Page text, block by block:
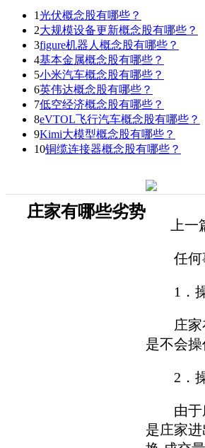
1光伏概念股有哪些？
2大规模设备更新概念股有哪些？
3figure机器人概念股有哪些？
4基本金属概念股有哪些？
5小米汽车概念股有哪些？
6英伟达概念股有哪些？
7低空经济概念股有哪些？
8eVTOL飞行汽车概念股有哪些？
9Kimi大模型概念股有哪些？
10铜缆连接器概念股有哪些？
庄家有哪些劣势
上一篇
任何事
1．操
庄家在
是不会
2．操
由于庄
是庄家